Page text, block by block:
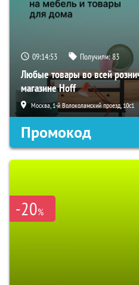
09:14:52 Получили:83
Любые товары во всей
магазине Hoff
Москва, 1-й Волоколамский проезд, 10с1
Промокод
-20%